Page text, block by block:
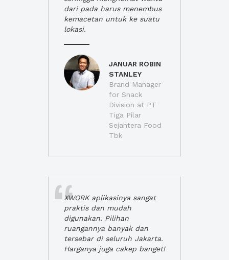
dari pada harus menembus
kemacetan untuk ke suatu
lokasi.
JANUAR ROBIN
STANLEY
Brand Manager
for Snack
Division at PT
Tiga Pilar
Sejahtera Food
Tbk
XWORK aplikasinya sangat
praktis dan mudah
digunakan. Pilihan
ruangannya banyak dan
tersebar di seluruh Jakarta.
Harganya juga cakep banget!